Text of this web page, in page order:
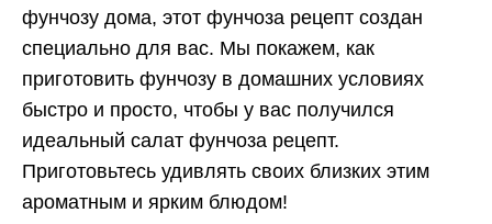
фунчозу дома, этот фунчоза рецепт создан
специально для вас. Мы покажем, как
приготовить фунчозу в домашних условиях
быстро и просто, чтобы у вас получился
идеальный салат фунчоза рецепт.
Приготовьтесь удивлять своих близких этим
ароматным и ярким блюдом!